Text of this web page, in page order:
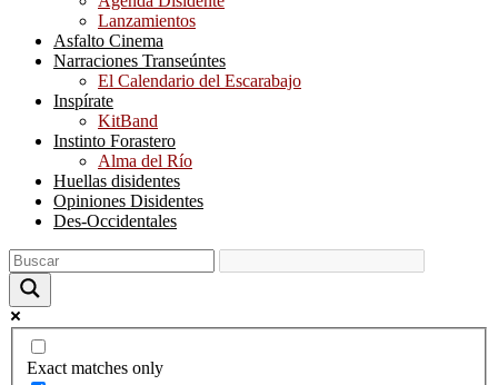
Lanzamientos
Asfalto Cinema
Narraciones Transeúntes
El Calendario del Escarabajo
Inspírate
KitBand
Instinto Forastero
Alma del Río
Huellas disidentes
Opiniones Disidentes
Des-Occidentales
Exact matches only